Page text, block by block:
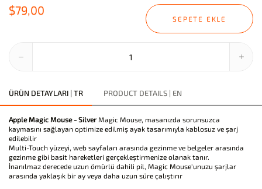
$79,00
SEPETE EKLE
ÜRÜN DETAYLARI | TR PRODUCT DETAILS | EN
Apple Magic Mouse - Silver Magic Mouse, masanızda sorunsuzca
kaymasını sağlayan optimize edilmiş ayak tasarımıyla kablosuz ve şarj
edilebilir
Multi-Touch yüzeyi, web sayfaları arasında gezinme ve belgeler arasında
gezinme gibi basit hareketleri gerçekleştirmenize olanak tanır.
İnanılmaz derecede uzun ömürlü dahili pil, Magic Mouse'unuzu şarjlar
arasında yaklaşık bir ay veya daha uzun süre çalıştırır